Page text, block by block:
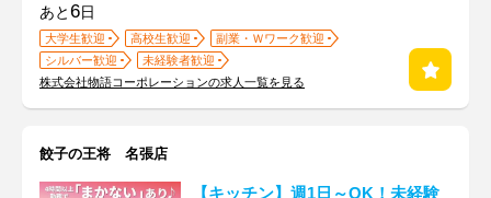
あと6日
大学生歓迎 高校生歓迎
副業・Ｗワーク歓迎
シルバー歓迎
未経験者歓迎
株式会社物語コーポレーションの求人一覧を見る
餃子の王将 名張店
【キッチン】週1日～OK！未経験